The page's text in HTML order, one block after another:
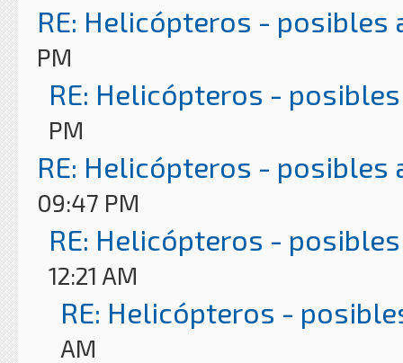
RE: Helicópteros - posibles
PM
RE: Helicópteros -
PM
RE: Helicópteros - posibles
09:47 PM
RE: Helicópteros -
12:21 AM
RE: Helicópteros -
AM